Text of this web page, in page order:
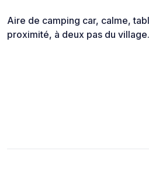
Aire de camping car, calme,
proximité, à deux pas du village.